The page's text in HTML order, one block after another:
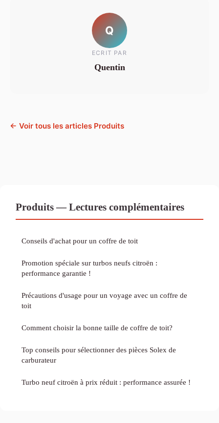
Q
ECRIT PAR
Quentin
← Voir tous les articles Produits
Produits — Lectures complémentaires
Conseils d'achat pour un coffre de toit
Promotion spéciale sur turbos neufs citroën :
performance garantie !
Précautions d'usage pour un voyage avec un coffre de
toit
Comment choisir la bonne taille de coffre de toit?
Top conseils pour sélectionner des pièces Solex de
carburateur
Turbo neuf citroën à prix réduit : performance assurée !